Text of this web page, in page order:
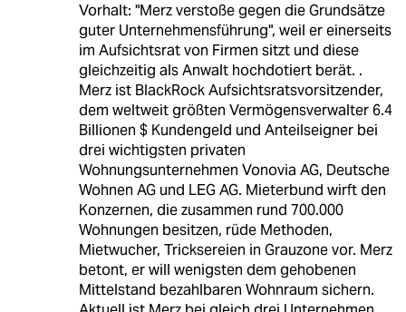
Vorhalt: "Merz verstoße gegen die Grundsätze
guter Unternehmensführung", weil er einerseits
im Aufsichtsrat von Firmen sitzt und diese
gleichzeitig als Anwalt hochdotiert berät. .
Merz ist BlackRock Aufsichtsratsvorsitzender,
dem weltweit größten Vermögensverwalter 6.4
Billionen $ Kundengeld und Anteilseigner bei
drei wichtigsten privaten
Wohnungsunternehmen Vonovia AG, Deutsche
Wohnen AG und LEG AG. Mieterbund wirft den
Konzernen, die zusammen rund 700.000
Wohnungen besitzen, rüde Methoden,
Mietwucher, Tricksereien in Grauzone vor. Merz
betont, er will wenigsten dem gehobenen
Mittelstand bezahlbaren Wohnraum sichern.